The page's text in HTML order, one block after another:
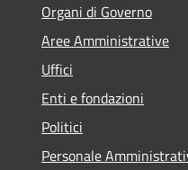
Organi di Governo
Aree Amministrative
Uffici
Enti e fondazioni
Politici
Personale